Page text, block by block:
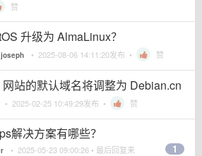
赞
升级为 AlmaLinux？
joseph • 2025-08-06 14:11:20发布 • 赞
站的默认域名将调整为 Debian.cn
• 2025-02-25 10:49:29发布 • 赞
解决方案有哪些？
• 2025-05-23 09:00:26 • 最后回复来
1